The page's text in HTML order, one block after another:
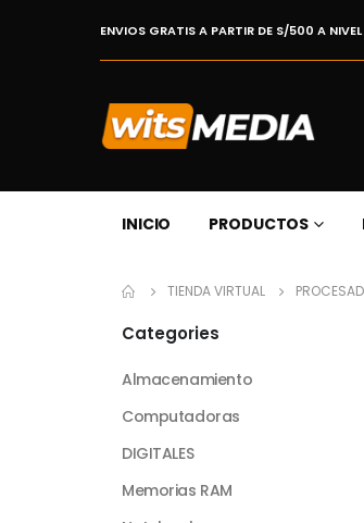
ENVIOS GRATIS A PARTIR DE S/500 A
INICIO PRODUCTOS
TIENDA VIRTUAL
Categories
Almacenamiento
Computadoras
DIGITALES
Memorias RAM